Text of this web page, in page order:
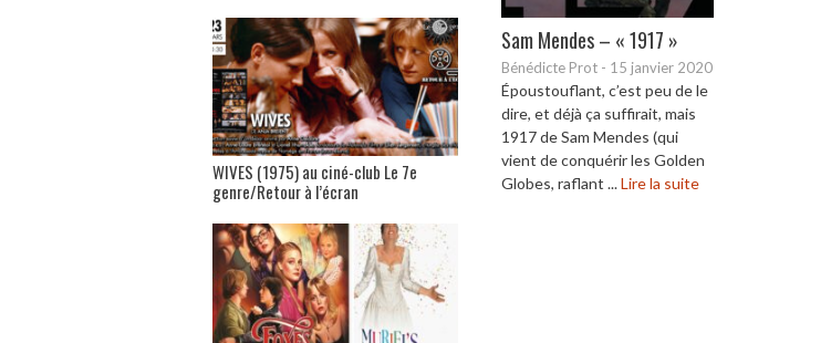
Sam Mendes – « 1917 »
Bénédicte Prot - 15 janvier 2020
Époustouflant, c’est peu de le
dire, et déjà ça suffirait, mais
1917 de Sam Mendes (qui
vient de conquérir les Golden
Globes, raflant ...Lire la suite
WIVES (1975) au ciné-club Le 7e
genre/Retour à l’écran